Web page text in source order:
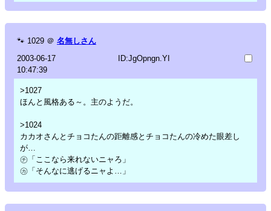
🐾 1029 ＠ 名無しさん
2003-06-17
10:47:39
ID:JgOpngn.YI
>1027
ほんと風格ある～。主のようだ。
>1024
カカオさんとチョコたんの距離感とチョコたんの冷めた眼差し
が…
㋠「ここなら来れないニャろ」
㋕「そんなに逃げるニャよ…」